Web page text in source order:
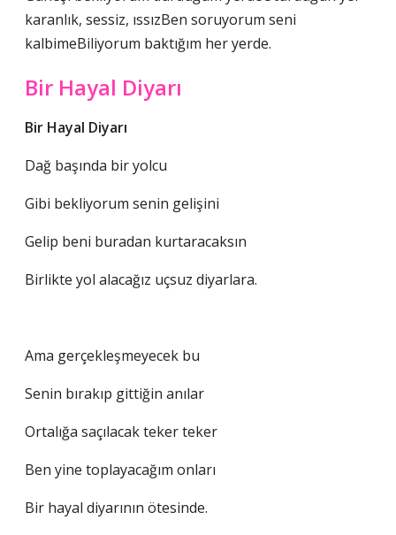
karanlık, sessiz, ıssızBen soruyorum seni
kalbimeBiliyorum baktığım her yerde.
Bir Hayal Diyarı
Bir Hayal Diyarı
Dağ başında bir yolcu
Gibi bekliyorum senin gelişini
Gelip beni buradan kurtaracaksın
Birlikte yol alacağız uçsuz diyarlara.
Ama gerçekleşmeyecek bu
Senin bırakıp gittiğin anılar
Ortalığa saçılacak teker teker
Ben yine toplayacağım onları
Bir hayal diyarının ötesinde.